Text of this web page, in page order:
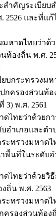
สำคัญระเบียบ
2526 และที่แก้
มหาดไทยว่า
ท้องถิ่น พ.ศ.
บกระทรวงม
ครองส่วนท้อ
3) พ.ศ. 2561
ดไทยว่าด้วย
ำเภอและตำบ
ะทรวงมหาด
นที่ในระดับอ
ดไทยว่าด้วยวิ
ถิ่น พ.ศ. 2563
ะทรวงมหาดไ
รองส่วนท้องถิ่